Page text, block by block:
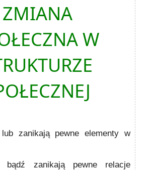
ZMIANA
W
zanikają pewne elementy w
bądź zanikają pewne relacje